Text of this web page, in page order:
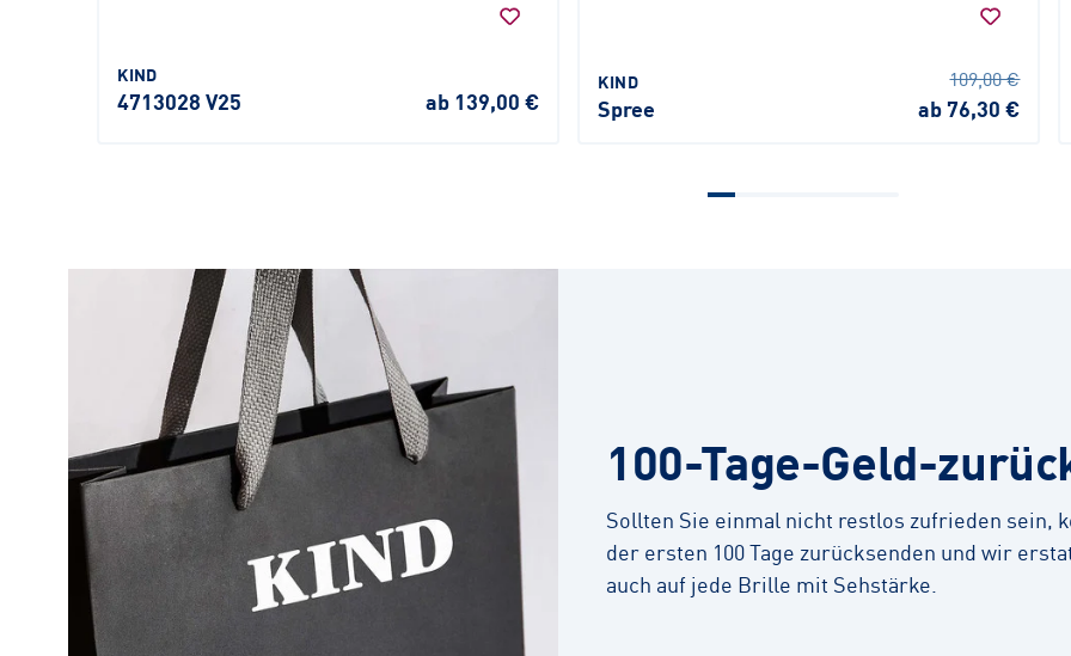
KIND
4713028 V25 ab 139,00 €
KIND
Spree
109,00 €
ab 76,30 €
100-Tage-Geld-
Sollten Sie einmal nicht restlos zufrieden sein,
der ersten 100 Tage zurücksenden und wir
auch auf jede Brille mit Sehstärke.